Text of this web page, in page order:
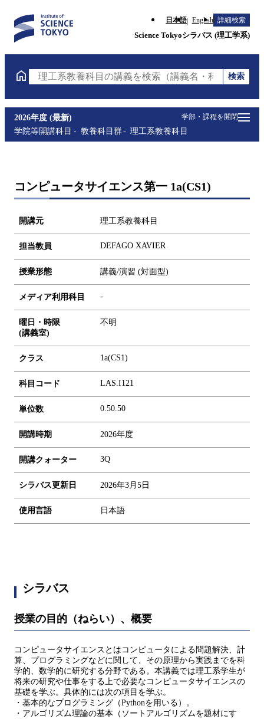
日本語 English 詳細検索
Science Tokyoシラバス (理工学系)
理工系教養科目の講義を検索（講義名・科目コード・
検索
学部・課程を開閉
2026年度 (最新)
学院等開講科目
教養科目群 理工系教養科目
コンピュータサイエンス第一 1a(CS1)
開講元 理工系教養科目
担当教員 DEFAGO XAVIER
授業形態 講義/演習 (対面型)
メディア利用科目 -
曜日・時限
(講義室)
不明
クラス 1a(CS1)
科目コード LAS.I121
単位数 0.50.50
開講時期 2026年度
開講クォーター 3Q
シラバス更新日 2026年3月5日
使用言語 日本語
シラバス
授業の目的（ねらい）、概要
コンピュータサイエンスとはコンピュータによる問題解決、計
算、プログラミングなどに関して、その原理から実践までを科
学的、数学的に研究する分野である。本講義では理工系学生が
将来の研究や仕事をする上で必要なコンピュータサイエンスの
基礎を学ぶ。具体的には次の項目を学ぶ。
・基本的なプログラミング（Pythonを用いる）。
・アルゴリズム理論の基本（ソートアルゴリズムを題材にす